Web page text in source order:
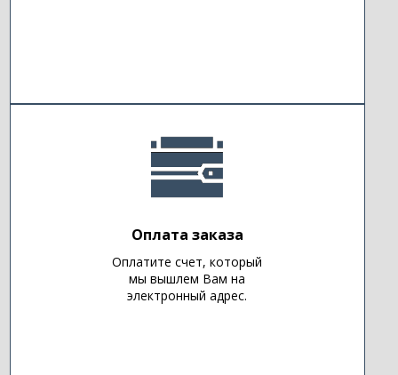
Оплата заказа
Оплатите счет, который
мы вышлем Вам на
электронный адрес.